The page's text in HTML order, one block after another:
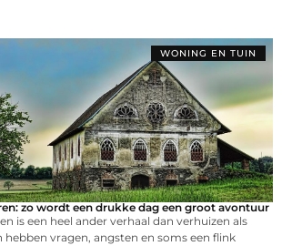
WONING EN TUIN
zo wordt een drukke dag een groot avontuur
is een heel ander verhaal dan verhuizen als
hebben vragen, angsten en soms een flink